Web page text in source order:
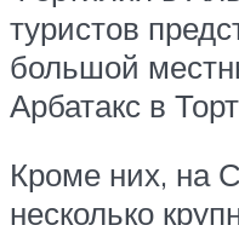
туристов
большой
Арбатакс в
Кроме них, на
несколько